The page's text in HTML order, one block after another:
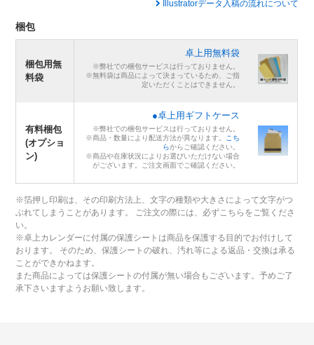
Illustratorデータ入稿の流れについて
梱包
梱包用無
料袋
卓上用無料袋
※弊社での梱包サービスは行っておりません。
※無料袋は商品によって決まっているため、ご指
定いただくことはできません。
有料梱包
(オプショ
ン)
●卓上用ギフトケース
※弊社での梱包サービスは行っておりません。
※商品・数量により配送方法が異なります。 こち
らからご確認ください。
※商品や在庫状況によりお選びいただけない場合
がございます。ご注文画面でご確認ください。
※箔押し印刷は、その印刷方法上、文字の種類や大きさによって文字がつ
ぶれてしまうことがあります。 ご注文の際には、必ずこちらをご覧くださ
い。
※卓上カレンダーに付属の保護シートは商品を保護する目的でお付けして
おります。 そのため、保護シートの破れ、汚れ等による返品・交換は承る
ことができかねます。
また商品によっては保護シートの付属が無い場合もございます。予めご了
承下さいますようお願い致します。